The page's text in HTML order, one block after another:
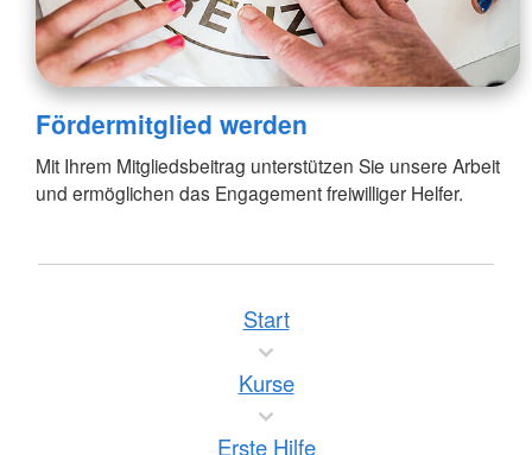
Fördermitglied werden
Mit Ihrem Mitgliedsbeitrag unterstützen Sie unsere Arbeit
und ermöglichen das Engagement freiwilliger Helfer.
Start
Kurse
Erste Hilfe